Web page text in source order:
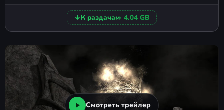
↓К раздачам· 4.04 GB
Смотреть трейлер